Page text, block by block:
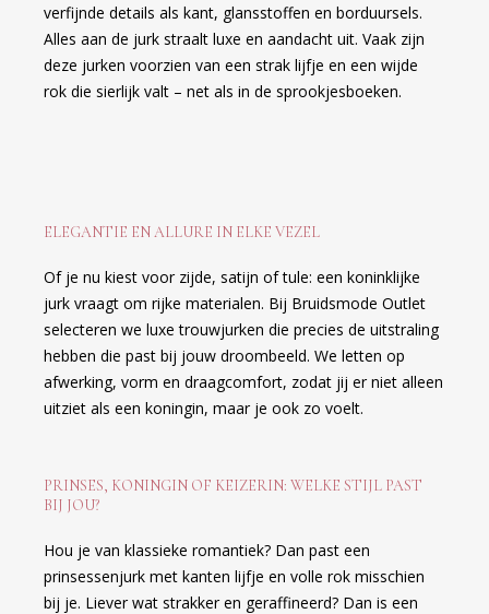
verfijnde details als kant, glansstoffen en borduursels.
Alles aan de jurk straalt luxe en aandacht uit. Vaak zijn
deze jurken voorzien van een strak lijfje en een wijde
rok die sierlijk valt – net als in de sprookjesboeken.
ELEGANTIE EN ALLURE IN ELKE VEZEL
Of je nu kiest voor zijde, satijn of tule: een koninklijke
jurk vraagt om rijke materialen. Bij Bruidsmode Outlet
selecteren we luxe trouwjurken die precies de uitstraling
hebben die past bij jouw droombeeld. We letten op
afwerking, vorm en draagcomfort, zodat jij er niet alleen
uitziet als een koningin, maar je ook zo voelt.
PRINSES, KONINGIN OF KEIZERIN: WELKE STIJL PAST
BIJ JOU?
Hou je van klassieke romantiek? Dan past een
prinsessenjurk met kanten lijfje en volle rok misschien
bij je. Liever wat strakker en geraffineerd? Dan is een